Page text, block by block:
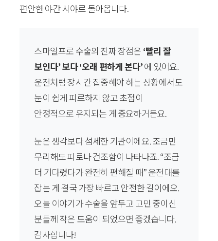
편안한 야간 시야로 돌아옵니다.
스마일프로 수술의 진짜 장점은‘빨리 잘
보인다’ 보다 ‘오래 편하게 본다’에 있어요.
운전처럼 장시간 집중해야 하는 상황에서도
눈이 쉽게 피로하지 않고 초점이
안정적으로 유지되는 게 중요하거든요.
눈은 생각보다 섬세한 기관이에요. 조금만
무리해도 피로나 건조함이 나타나죠. “조금
더 기다렸다가 완전히 편해질 때” 운전대를
잡는 게 결국 가장 빠르고 안전한 길이에요.
오늘 이야기가 수술을 앞두고 고민 중이신
분들께 작은 도움이 되었으면 좋겠습니다.
감사합니다!